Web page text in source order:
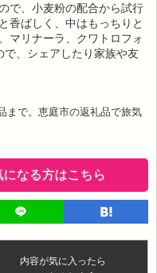
で、小麦粉の配合から試行
香ばしく、中はもっちりと
マリナーラ、クワトロフォ
で、シェアしたり家族や友
まで。恵庭市の返礼品で旅気
なる方はこちら
内容が気に入ったら